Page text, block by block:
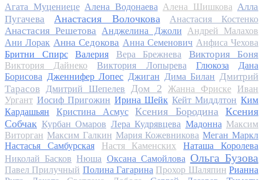
Агата Муцениеце Алена Водонаева Алена Шишкова Алла
Пугачева
Анастасия Волочкова Анастасия Костенко
Анастасия Решетова Анджелина Джоли
Андрей Малахов
Ани Лорак Анна Седокова Анна Семенович Анфиса Чехова
Бритни Спирс
Валерия Вера Брежнева Виктория Боня
Виктория Дайнеко Виктория Лопырева Глюкоза
Дана
Борисова Дженнифер Лопес Джиган Дима Билан Дмитрий
Тарасов
Дмитрий Шепелев Дом 2 Жанна Фриске
Иван
Ургант Иосиф Пригожин Ирина Шейк Кейт Миддлтон Ким
Кардашьян
Кристина Асмус Ксения Бородина
Ксения
Собчак Курбан Омаров Лера Кудрявцева Мадонна Максим
Виторган Максим Галкин Мария Кожевникова Меган Маркл
Настасья Самбурская
Настя Каменских
Наташа Королева
Николай Басков Нюша Оксана Самойлова Ольга Бузова
Павел Прилучный Полина Гагарина Прохор Шаляпин Рианна